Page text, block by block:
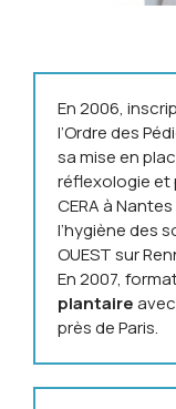
En 2006,
l’Ordre des
sa mise en
réflexologie et
CERA à
l’hygiène des
OUEST sur
En 2007,
plantaire
près de Paris.